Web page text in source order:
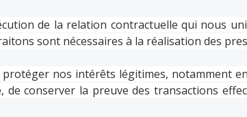
de la relation contractuelle qui nous
sont nécessaires à la réalisation des
nos intérêts légitimes, notamment
conserver la preuve des transactions